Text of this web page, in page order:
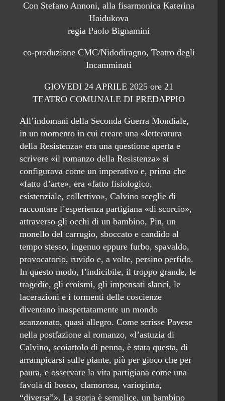
Con Stefano Annoni, alla fisarmonica Katerina
Haidukova
regia Paolo Bignamini
co-produzione CMC/Nidodiragno, Teatro degli
Incamminati
GIOVEDI 24 APRILE 2025 ore 21
TEATRO COMUNALE DI PREDAPPIO
All’indomani della Seconda Guerra Mondiale,
in un momento in cui creare una «letteratura
della Resistenza» era una questione aperta e
scrivere «il romanzo della Resistenza» si
configurava come un imperativo e, prima che
«fatto d’arte», era «fatto fisiologico,
esistenziale, collettivo», Calvino sceglie di
raccontare l’esperienza partigiana «di scorcio»,
attraverso gli occhi di un bambino, Pin, un
monello del carrugio, sboccato e candido al
tempo stesso, ingenuo eppure furbo, spavaldo,
provocatorio, ruvido e, a volte, persino perfido.
In questo modo, l’indicibile, il troppo grande, le
tragedie, gli eroismi, gli impensati slanci, le
lacerazioni e i tormenti delle coscienze
diventano inaspettatamente un mondo
scanzonato, quasi allegro. Come scrisse Pavese
nella postfazione al romanzo, «l’astuzia di
Calvino, scoiattolo di penna, è stata questa, di
arrampicarsi sulle piante, più per gioco che per
paura, e osservare la vita partigiana come una
favola di bosco, clamorosa, variopinta,
“diversa”». La storia è semplice, un bambino